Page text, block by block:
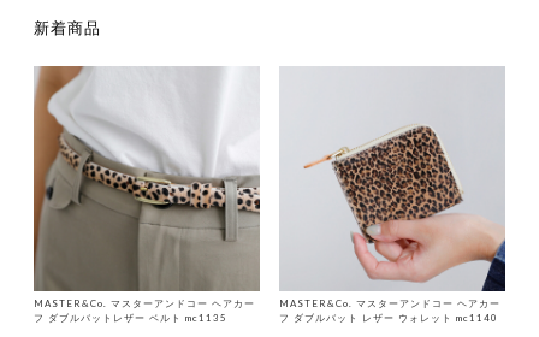
新着商品
MASTER&Co. マスターアンドコー ヘアカー
フ ダブルバットレザー ベルト mc1135
MASTER&Co. マスターアンドコー ヘアカー
フ ダブルバット レザー ウォレット mc1140